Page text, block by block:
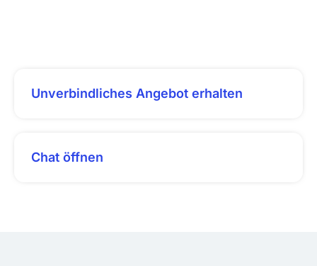
Unverbindliches Angebot erhalten
Chat öffnen